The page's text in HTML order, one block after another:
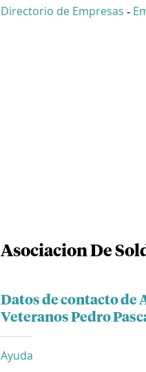
Directorio de Empresas -
Asociacion De
Datos de contacto de
Veteranos Pedro
Ayuda